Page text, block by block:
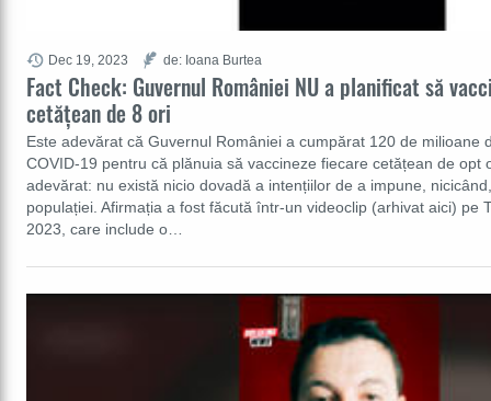
Fact Check: Guvernul României NU a planificat să
cetățean de 8 ori
Este adevărat că Guvernul României a cumpărat 120 de milioane
COVID-19 pentru că plănuia să vaccineze fiecare cetățean de opt
adevărat: nu există nicio dovadă a intențiilor de a impune,
populației. Afirmația a fost făcută într-un videoclip (arhivat aici) pe
2023, care include o…
Dec 19, 2023 de: Ioana Burtea